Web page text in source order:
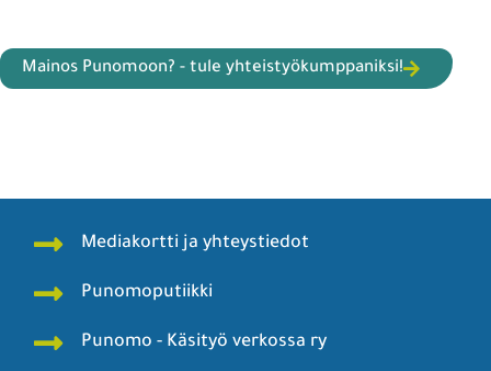
Mainos Punomoon? - tule yhteistyökumppaniksi!
Mediakortti ja yhteystiedot
Punomoputiikki
Punomo - Käsityö verkossa ry